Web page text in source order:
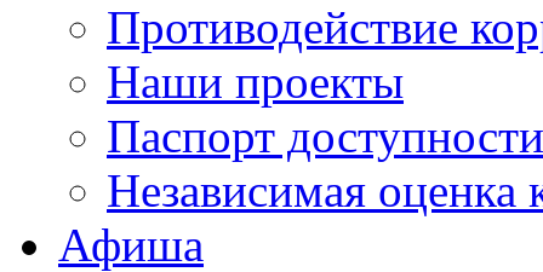
Противодействие
Наши проекты
Паспорт доступности
Независимая оценка
Афиша